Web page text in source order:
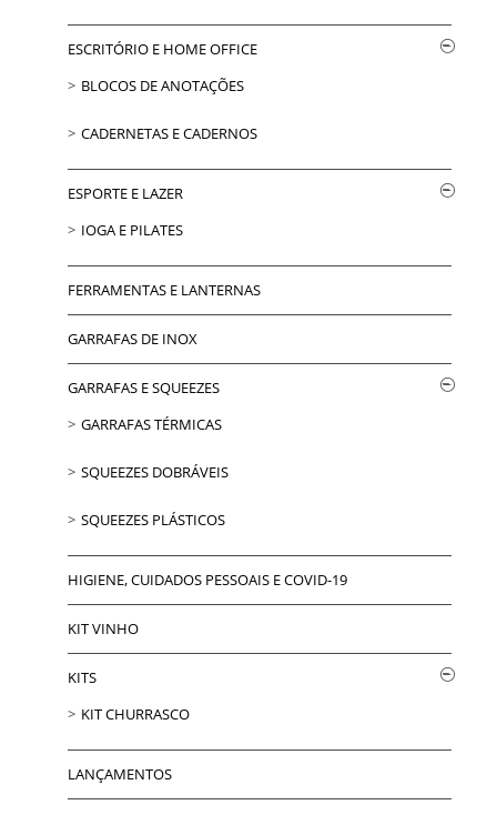
ESCRITÓRIO E HOME OFFICE
BLOCOS DE ANOTAÇÕES
CADERNETAS E CADERNOS
ESPORTE E LAZER
IOGA E PILATES
FERRAMENTAS E LANTERNAS
GARRAFAS DE INOX
GARRAFAS E SQUEEZES
GARRAFAS TÉRMICAS
SQUEEZES DOBRÁVEIS
SQUEEZES PLÁSTICOS
HIGIENE, CUIDADOS PESSOAIS E COVID-19
KIT VINHO
KITS
KIT CHURRASCO
LANÇAMENTOS